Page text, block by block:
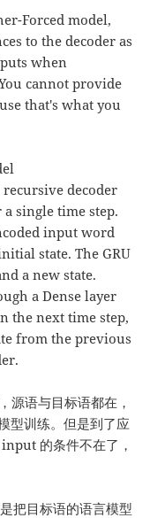
Forced model,
to the decoder as
when
cannot provide
that's what you
decoder
single time step.
input word
state. The GRU
a new state.
a Dense layer
the next time step,
from the previous
源语与目标语都在，
型训练。但是到了应
的条件不在了，
把目标语的语言模型